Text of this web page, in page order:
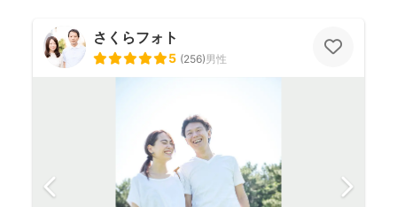
さくらフォト
5 (256)男性